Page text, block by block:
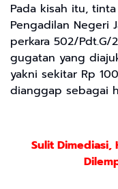
Pada kisah itu,
Pengadilan Negeri
perkara 502/Pdt.G/
gugatan yang
yakni sekitar Rp
dianggap sebagai
Sulit Dimediasi,